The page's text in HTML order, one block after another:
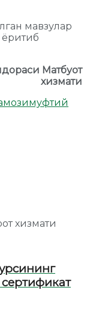
мавзулар
Матбуот
хизмати
муфтий
хизмати